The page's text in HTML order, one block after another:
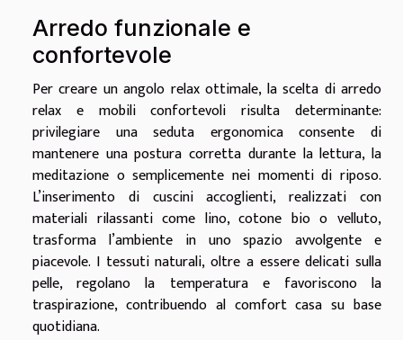
Arredo funzionale e
confortevole
Per creare un angolo relax ottimale, la scelta di arredo
relax e mobili confortevoli risulta determinante:
privilegiare una seduta ergonomica consente di
mantenere una postura corretta durante la lettura, la
meditazione o semplicemente nei momenti di riposo.
L’inserimento di cuscini accoglienti, realizzati con
materiali rilassanti come lino, cotone bio o velluto,
trasforma l’ambiente in uno spazio avvolgente e
piacevole. I tessuti naturali, oltre a essere delicati sulla
pelle, regolano la temperatura e favoriscono la
traspirazione, contribuendo al comfort casa su base
quotidiana.